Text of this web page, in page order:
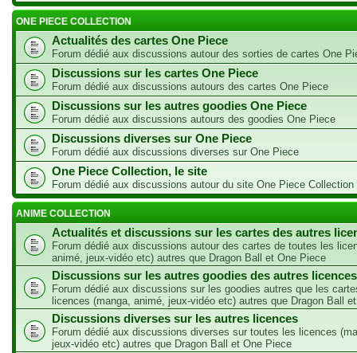
ONE PIECE COLLECTION
Actualités des cartes One Piece
Forum dédié aux discussions autour des sorties de cartes One
Discussions sur les cartes One Piece
Forum dédié aux discussions autours des cartes One Piece
Discussions sur les autres goodies One Piece
Forum dédié aux discussions autours des goodies One Piece
Discussions diverses sur One Piece
Forum dédié aux discussions diverses sur One Piece
One Piece Collection, le site
Forum dédié aux discussions autour du site One Piece Collection
ANIME COLLECTION
Actualités et discussions sur les cartes des autres
Forum dédié aux discussions autour des cartes de toutes les
animé, jeux-vidéo etc) autres que Dragon Ball et One Piece
Discussions sur les autres goodies des autres licences
Forum dédié aux discussions sur les goodies autres que les
licences (manga, animé, jeux-vidéo etc) autres que Dragon Ball
Discussions diverses sur les autres licences
Forum dédié aux discussions diverses sur toutes les licences
jeux-vidéo etc) autres que Dragon Ball et One Piece